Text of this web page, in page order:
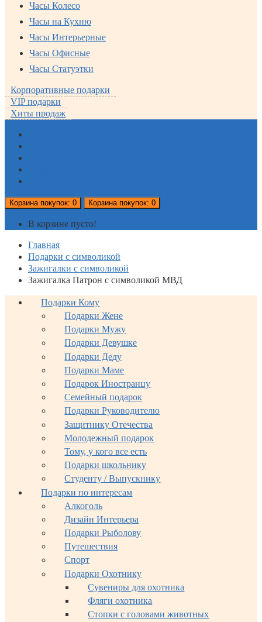
Часы Колесо
Часы на Кухню
Часы Интерьерные
Часы Офисные
Часы Статуэтки
Корпоративные подарки
VIP подарки
Хиты продаж
Корзинапокупок: 0 Корзинапокупок: 0
В корзине пусто!
Главная
Подарки с символикой
Зажигалки с символикой
Зажигалка Патрон с символикой МВД
Подарки Кому
Подарки Жене
Подарки Мужу
Подарки Девушке
Подарки Деду
Подарки Маме
Подарок Иностранцу
Семейный подарок
Подарки Руководителю
Защитнику Отечества
Молодежный подарок
Тому, у кого все есть
Подарки школьнику
Студенту / Выпускнику
Подарки по интересам
Алкоголь
Дизайн Интерьера
Подарки Рыболову
Путешествия
Спорт
Подарки Охотнику
Сувениры для охотника
Фляги охотника
Стопки с головами животных